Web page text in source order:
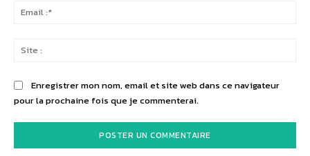
Enregistrer mon nom, email et site web dans ce navigateur
pour la prochaine fois que je commenterai.